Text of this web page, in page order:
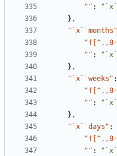
"" :
},
"`x` months"
"" :
},
"`x` weeks" :
"" :
},
"`x` days" :
"" :